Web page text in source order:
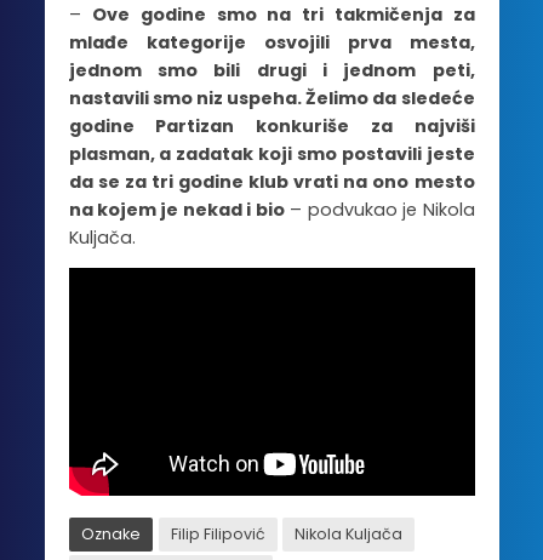
– Ove godine smo na tri takmičenja za
mlađe kategorije osvojili prva mesta,
jednom smo bili drugi i jednom peti,
nastavili smo niz uspeha. Želimo da sledeće
godine Partizan konkuriše za najviši
plasman, a zadatak koji smo postavili jeste
da se za tri godine klub vrati na ono mesto
na kojem je nekad i bio– podvukao je Nikola
Kuljača.
Oznake Filip Filipović
Nikola Kuljača